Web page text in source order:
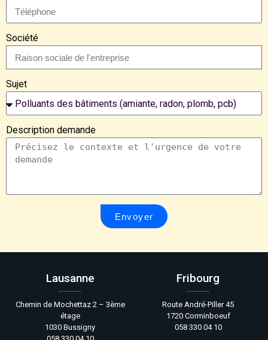
Société
Sujet
Description demande
Envoyer
Lausanne
Chemin de Mochettaz 2 – 3ème
étage
1030 Bussigny
Fribourg
Route André-Piller 45
1720 Corminboeuf
058 330 04 10